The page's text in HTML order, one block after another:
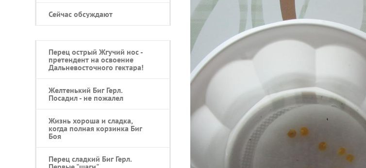
Сейчас обсуждают
Перец острый Жгучий нос -
претендент на освоение
Дальневосточного гектара!
Желтенький Биг Герл.
Посадил - не пожалел
Жизнь хороша и сладка,
когда полная корзинка Биг
Боя
Перец сладкий Биг Герл.